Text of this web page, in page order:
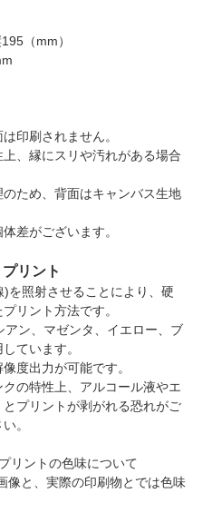
（mm）
印刷されません。
、縁にスリや汚れがある場合
ため、背面はキャンバス生地
差がございます。
リント
を照射させることにより、硬
リント方法です。
アン、マゼンタ、イエロー、ブ
ています。
度出力が可能です。
の特性上、アルコール液やエ
プリントが剥がれる恐れがご
。
リントの色味について
像と、実際の印刷物とでは色味